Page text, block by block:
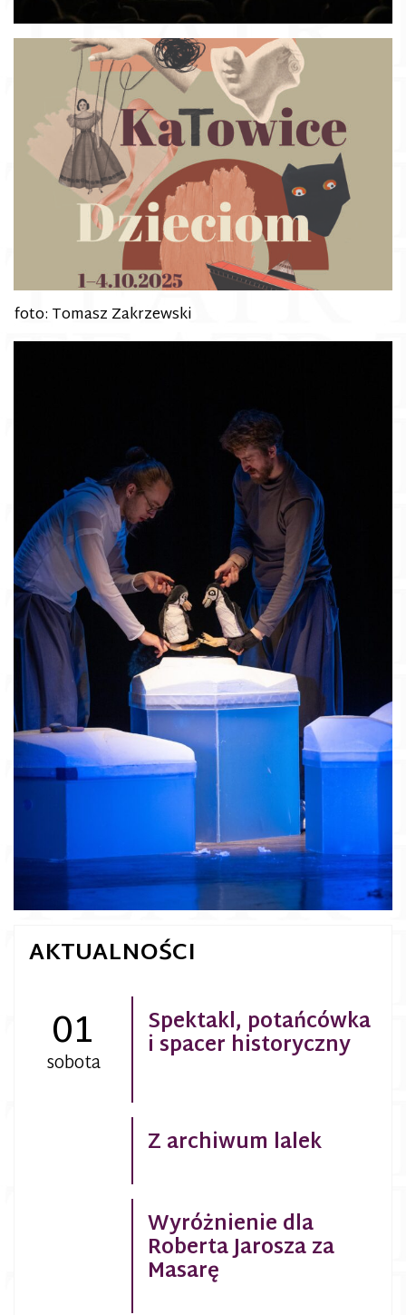
foto: Tomasz Zakrzewski
AKTUALNOŚCI
01
sobota
Spektakl, potańcówka
i spacer historyczny
Z archiwum lalek
Wyróżnienie dla
Roberta Jarosza za
Masarę